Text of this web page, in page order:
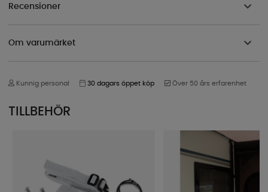
Recensioner
Om varumärket
Kunnig personal 30 dagars öppet köp Över 50 års erfarenhet
TILLBEHÖR